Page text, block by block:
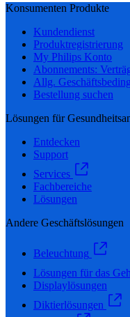
Konsumenten Produkte
Kundendienst
Produktregistrierung
My Philips Konto
Abonnements:
Allg.
Bestellung suchen
Lösungen für
Entdecken
Support
Services
Fachbereiche
Lösungen
Andere Geschäftslösungen
Beleuchtung
Lösungen für das
Displaylösungen
Diktierlösungen